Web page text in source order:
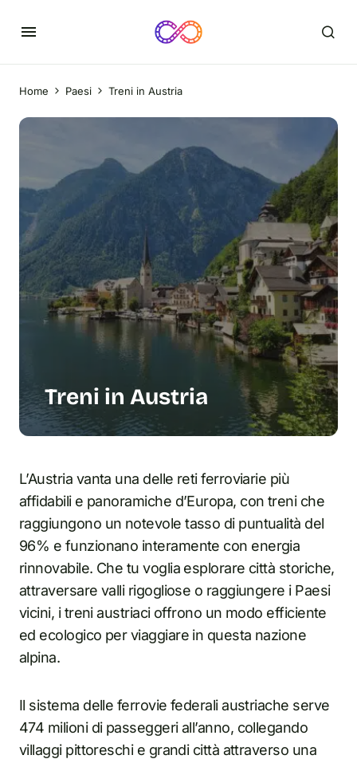
Home Paesi Treni in Austria
Treni in Austria
L’Austria vanta una delle reti ferroviarie più
affidabili e panoramiche d’Europa, con treni che
raggiungono un notevole tasso di puntualità del
96% e funzionano interamente con energia
rinnovabile. Che tu voglia esplorare città storiche,
attraversare valli rigogliose o raggiungere i Paesi
vicini, i treni austriaci offrono un modo efficiente
ed ecologico per viaggiare in questa nazione
alpina.
Il sistema delle ferrovie federali austriache serve
474 milioni di passeggeri all’anno, collegando
villaggi pittoreschi e grandi città attraverso una